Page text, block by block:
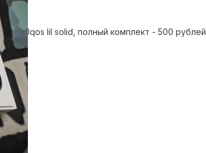
Iqos lil solid, полный комплект - 500 рублей